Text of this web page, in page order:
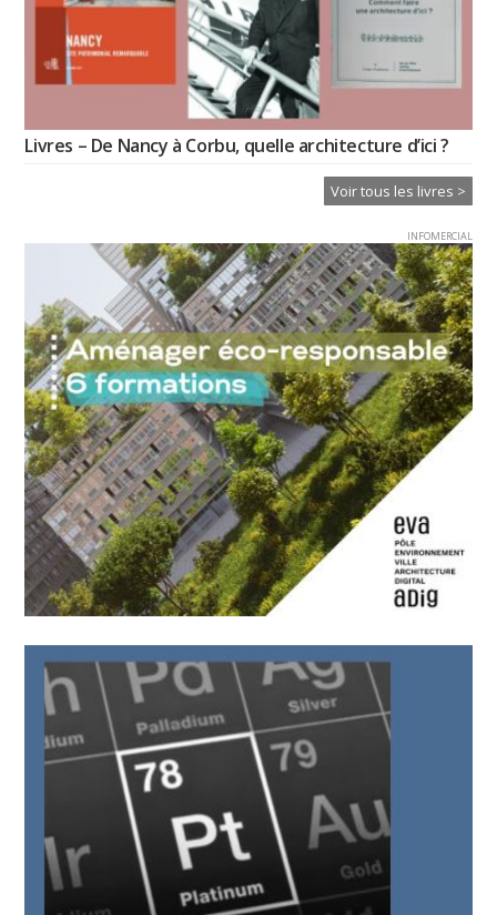
Livres – De Nancy à Corbu, quelle architecture d’ici ?
Voir tous les livres >
INFOMERCIAL